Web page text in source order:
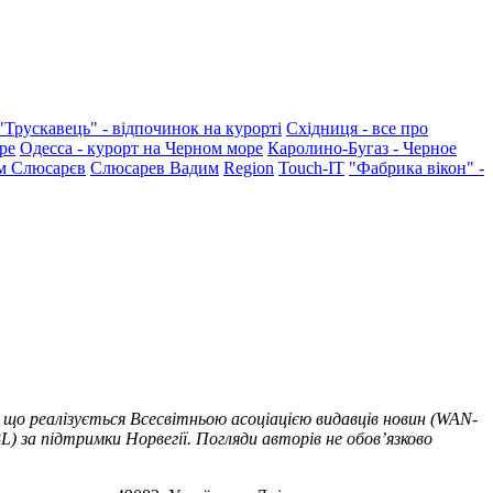
- відпочинок на курорті Східниця - все про
Одесса - курорт на Черном море Каролино-Бугаз - Черное
Слюсарєв Слюсарев Вадим Region Touch-IT "Фабрика вікон" -
Всесвітньою асоціацією видавців новин (WAN-
підтримки Норвегії. Погляди авторів не обов’язково